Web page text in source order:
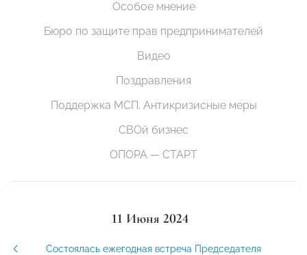
Особое мнение
Бюро по защите прав предпринимателей
Видео
Поздравления
Поддержка МСП. Антикризисные меры
СВОй бизнес
ОПОРА — СТАРТ
11 Июня 2024
Состоялась ежегодная встреча Председателя